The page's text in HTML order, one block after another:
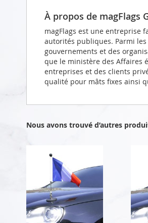
À propos de magFlags
magFlags est une entreprise
autorités publiques. Parmi
gouvernements et des
que le ministère des Affaires
entreprises et des clients
qualité pour mâts fixes ainsi
Nous avons trouvé d’autres